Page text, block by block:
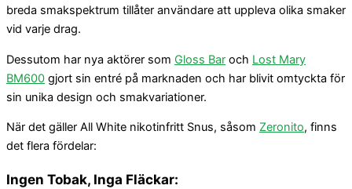
breda smakspektrum tillåter användare att uppleva olika smaker
vid varje drag.
Dessutom har nya aktörer som Gloss Bar och Lost Mary
BM600 gjort sin entré på marknaden och har blivit omtyckta för
sin unika design och smakvariationer.
När det gäller All White nikotinfritt Snus, såsom Zeronito, finns
det flera fördelar:
Ingen Tobak, Inga Fläckar: